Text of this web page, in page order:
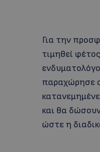
Για την
τιμηθεί
παραχώρησε
και θα
ώστε η